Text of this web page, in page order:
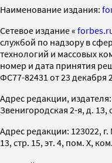
Наименование издания:
Cетевое издание «
службой по надзору в
технологий и массовых
номер и дата принятия
ФС77-82431 от 23 декабря
Адрес редакции,
Звенигородская 2-я, д. 13,
Адрес редакции: 123022,
13, стр. 15, эт. 4, пом. X,